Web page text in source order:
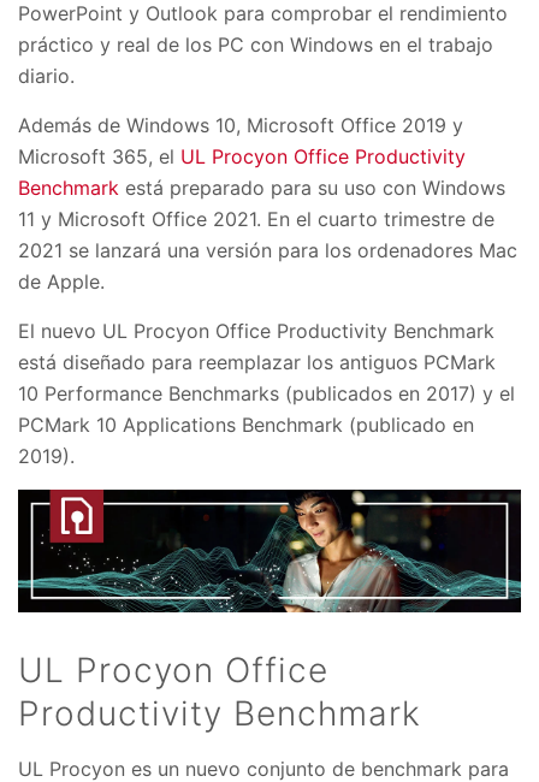
PowerPoint y Outlook para comprobar el rendimiento
práctico y real de los PC con Windows en el trabajo
diario.
Además de Windows 10, Microsoft Office 2019 y
Microsoft 365, el UL Procyon Office Productivity
Benchmark está preparado para su uso con Windows
11 y Microsoft Office 2021. En el cuarto trimestre de
2021 se lanzará una versión para los ordenadores Mac
de Apple.
El nuevo UL Procyon Office Productivity Benchmark
está diseñado para reemplazar los antiguos PCMark
10 Performance Benchmarks (publicados en 2017) y el
PCMark 10 Applications Benchmark (publicado en
2019).
UL Procyon Office
Productivity Benchmark
UL Procyon es un nuevo conjunto de benchmark para